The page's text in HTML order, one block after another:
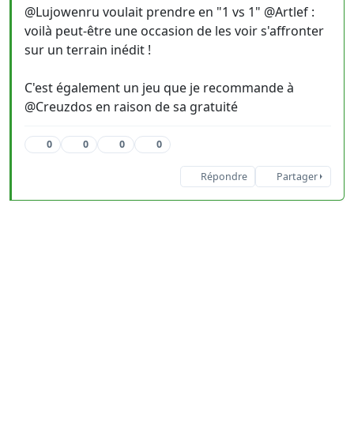
@Lujowenru voulait prendre en "1 vs 1" @Artlef :
voilà peut-être une occasion de les voir s'affronter
sur un terrain inédit !
C'est également un jeu que je recommande à
@Creuzdos en raison de sa gratuité
0 0 0 0
Répondre Partager